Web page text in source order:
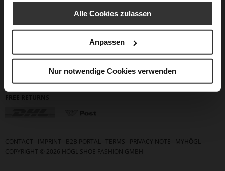
Alle Cookies zulassen
Anpassen
Nur notwendige Cookies verwenden
PAYMENT METHODS
FREE RETURNS
CONTACT IMPRINT B2B PORTAL TERMS PRIVACY NOTE
MYHÖGL
COPYRIGHT © 2026 HÖGL SHOE FASHION GMBH